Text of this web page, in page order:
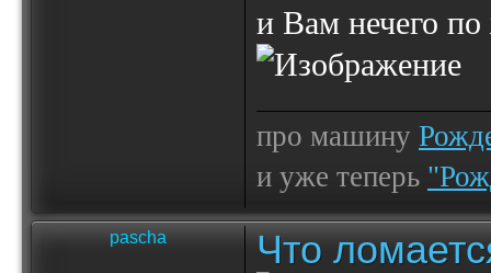
и Вам нечего
про машину
и уже теперь
pascha Что